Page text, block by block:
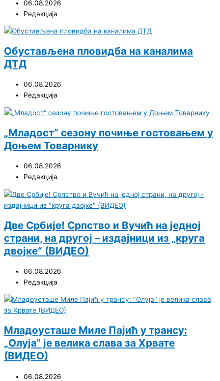
06.08.2026
Редакција
Обустављена пловидба на каналима
ДТД
06.08.2026
Редакција
„Младост“ сезону почиње гостовањем у
Доњем Товарнику
06.08.2026
Редакција
Две Србије! Српство и Вучић на једној
страни, на другој – издајници из „круга
двојке“ (ВИДЕО)
06.08.2026
Редакција
Младоусташе Миле Пајић у трансу:
„Олуја“ је велика слава за Хрвате
(ВИДЕО)
06.08.2026